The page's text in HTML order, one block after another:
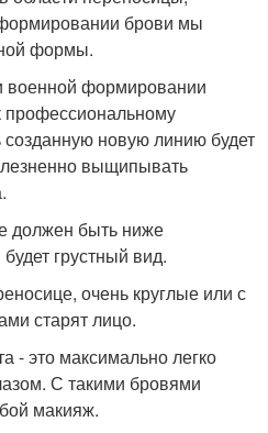
брови мы
формы.
военной формировании
профессиональному
новую линию будет
выщипывать
должен быть ниже
грустный вид.
очень круглые или с
старят лицо.
- это максимально легко
С такими бровями
макияж.